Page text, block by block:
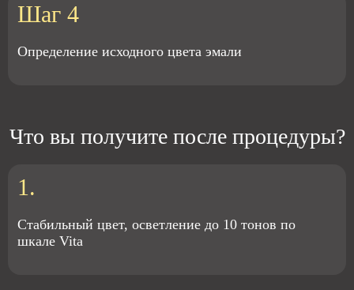
Шаг 4
Определение исходного цвета эмали
Что вы получите после процедуры?
1.
Стабильный цвет, осветление до 10 тонов по
шкале Vita